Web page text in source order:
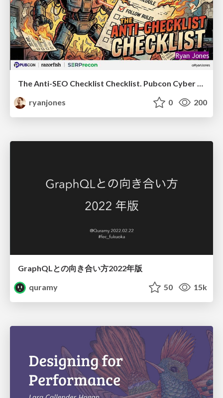
The Anti-SEO Checklist Checklist. Pubcon Cyber Week
ryanjones
0 200
GraphQLとの向き合い方2022年版
quramy
50 15k